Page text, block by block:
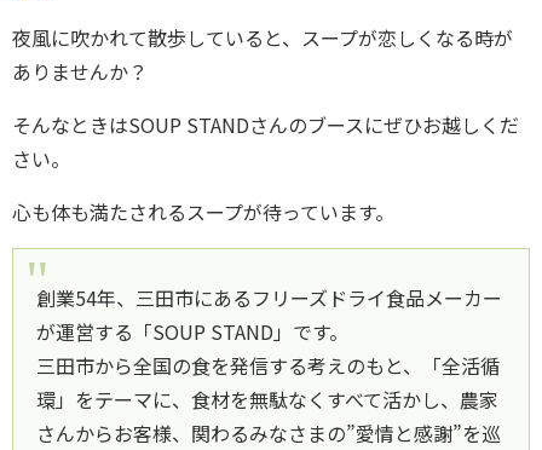
夜風に吹かれて散歩していると、スープが恋しくなる時が
ありませんか？
そんなときはSOUP STANDさんのブースにぜひお越しくだ
さい。
心も体も満たされるスープが待っています。
創業54年、三田市にあるフリーズドライ食品メーカー
が運営する「SOUP STAND」です。
三田市から全国の食を発信する考えのもと、「全活循
環」をテーマに、食材を無駄なくすべて活かし、農家
さんからお客様、関わるみなさまの”愛情と感謝”を巡